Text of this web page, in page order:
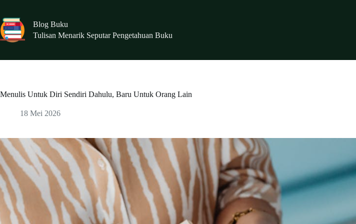
content
Blog Buku
Tulisan Menarik Seputar Pengetahuan Buku
Menulis Untuk Diri Sendiri Dahulu, Baru Untuk Orang Lain
18 Mei 2026